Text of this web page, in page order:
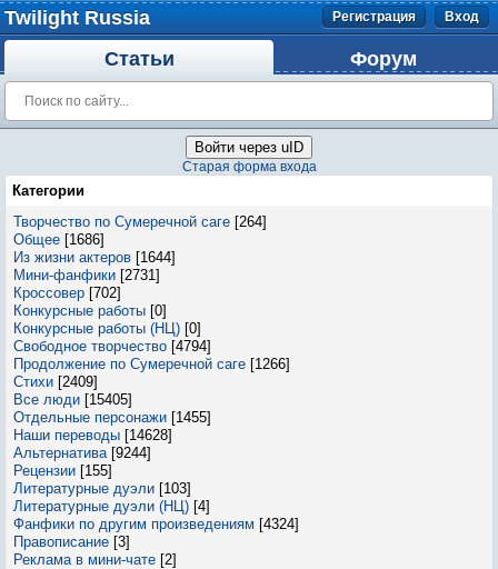
Twilight Russia Регистрация Вход
Статьи Форум
Войти через uID
Старая форма входа
Категории
Творчество по Сумеречной саге [264]
Общее [1686]
Из жизни актеров [1644]
Мини-фанфики [2731]
Кроссовер [702]
Конкурсные работы [0]
Конкурсные работы (НЦ) [0]
Свободное творчество [4794]
Продолжение по Сумеречной саге [1266]
Стихи [2409]
Все люди [15405]
Отдельные персонажи [1455]
Наши переводы [14628]
Альтернатива [9244]
Рецензии [155]
Литературные дуэли [103]
Литературные дуэли (НЦ) [4]
Фанфики по другим произведениям [4324]
Правописание [3]
Реклама в мини-чате [2]